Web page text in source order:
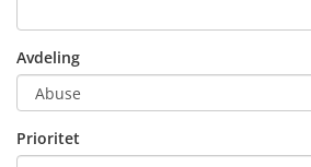
Avdeling
Prioritet